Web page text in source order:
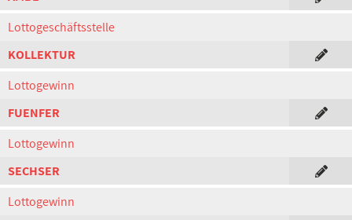
Lottogeschäftsstelle
KOLLEKTUR
Lottogewinn
FUENFER
Lottogewinn
SECHSER
Lottogewinn